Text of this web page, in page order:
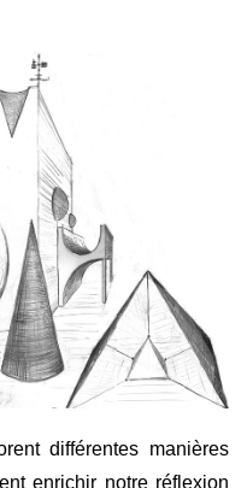
différentes manières
enrichir notre réflexion